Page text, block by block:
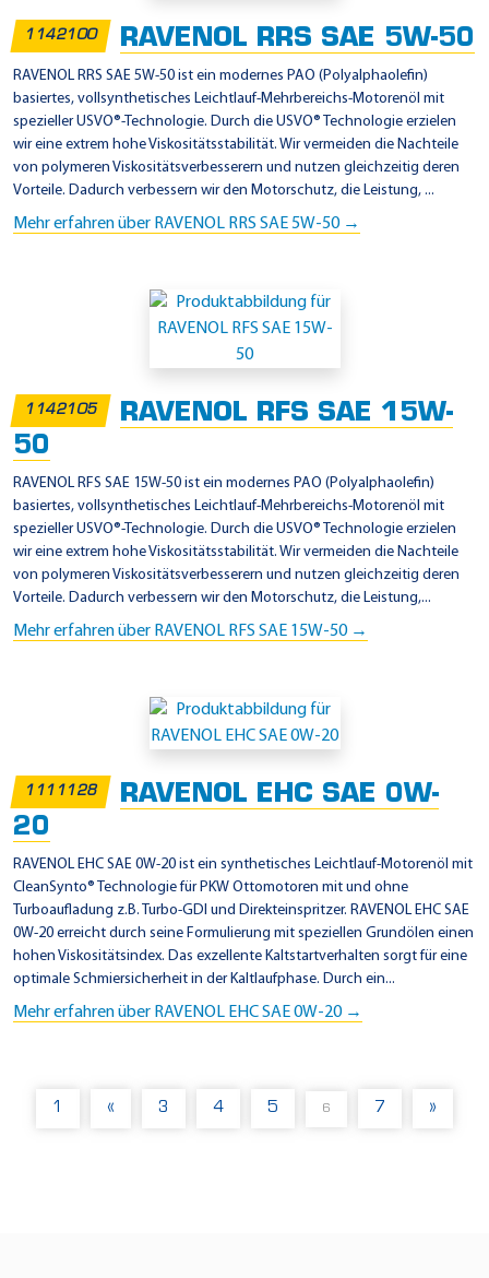
1142100 RAVENOL RRS SAE 5W-50
RAVENOL RRS SAE 5W-50 ist ein modernes PAO (Polyalphaolefin)
basiertes, vollsynthetisches Leichtlauf-Mehrbereichs-Motorenöl mit
spezieller USVO®-Technologie. Durch die USVO® Technologie erzielen
wir eine extrem hohe Viskositätsstabilität. Wir vermeiden die Nachteile
von polymeren Viskositätsverbesserern und nutzen gleichzeitig deren
Vorteile. Dadurch verbessern wir den Motorschutz, die Leistung, ...
Mehr erfahren über RAVENOL RRS SAE 5W-50 →
1142105
RAVENOL RFS SAE 15W-
50
RAVENOL RFS SAE 15W-50 ist ein modernes PAO (Polyalphaolefin)
basiertes, vollsynthetisches Leichtlauf-Mehrbereichs-Motorenöl mit
spezieller USVO®-Technologie. Durch die USVO® Technologie erzielen
wir eine extrem hohe Viskositätsstabilität. Wir vermeiden die Nachteile
von polymeren Viskositätsverbesserern und nutzen gleichzeitig deren
Vorteile. Dadurch verbessern wir den Motorschutz, die Leistung,...
Mehr erfahren über RAVENOL RFS SAE 15W-50 →
1111128
RAVENOL EHC SAE 0W-
20
RAVENOL EHC SAE 0W-20 ist ein synthetisches Leichtlauf-Motorenöl mit
CleanSynto® Technologie für PKW Ottomotoren mit und ohne
Turboaufladung z.B. Turbo-GDI und Direkteinspritzer. RAVENOL EHC SAE
0W-20 erreicht durch seine Formulierung mit speziellen Grundölen einen
hohen Viskositätsindex. Das exzellente Kaltstartverhalten sorgt für eine
optimale Schmiersicherheit in der Kaltlaufphase. Durch ein...
Mehr erfahren über RAVENOL EHC SAE 0W-20 →
1 « 3 4 5 6 7 »